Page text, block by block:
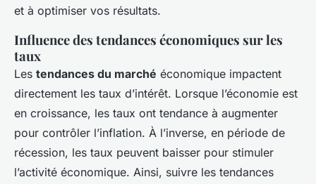
et à optimiser vos résultats.
Influence des tendances économiques sur les
taux
Les tendances du marché économique impactent
directement les taux d’intérêt. Lorsque l’économie est
en croissance, les taux ont tendance à augmenter
pour contrôler l’inflation. À l’inverse, en période de
récession, les taux peuvent baisser pour stimuler
l’activité économique. Ainsi, suivre les tendances